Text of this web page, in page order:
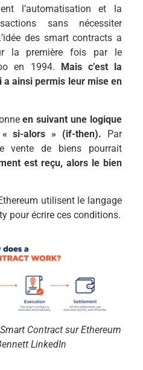
l’automatisation et la
sans nécessiter
des smart contracts a
la première fois par le
en 1994.
Mais c’est la
a ainsi permis leur mise en
en suivant une logique
si-alors » (if-then). Par
vente de biens pourrait
est reçu, alors le bien
utilisent le langage
pour écrire ces conditions.
Contract sur Ethereum
LinkedIn